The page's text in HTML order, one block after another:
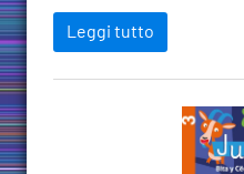
Leggi tutto